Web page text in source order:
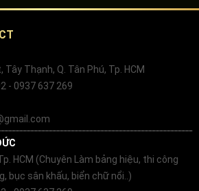
Tây Thạnh, Q. Tân Phú, Tp. HCM
- 0937 637 269
HCM (Chuyên Làm bảng hiệu, thi công
bục sân khấu, biển chữ nổi..)